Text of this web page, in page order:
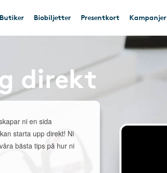
Butiker Biobiljetter Presentkort Kampanjer
direkt
ni en sida
starta upp direkt! Ni
bästa tips på hur ni